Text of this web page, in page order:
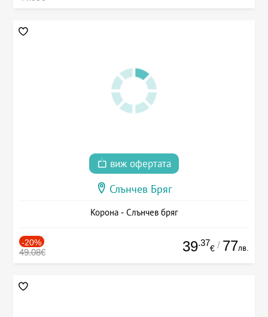
виж офертата
Слънчев Бряг
Корона - Слънчев бряг
-20%
49.08€ 39.37
€ / 77лв.